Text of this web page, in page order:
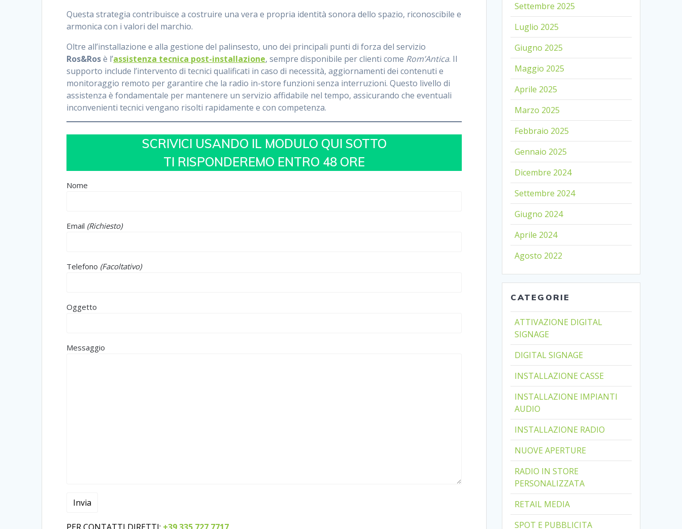
Questa strategia contribuisce a costruire una vera e propria identità sonora dello spazio, riconoscibile e
armonica con i valori del marchio.
Oltre all’installazione e alla gestione del palinsesto, uno dei principali punti di forza del servizio
Ros&Rosè l’assistenza tecnica post-installazione, sempre disponibile per clienti come Rom’Antica. Il
supporto include l’intervento di tecnici qualificati in caso di necessità, aggiornamenti dei contenuti e
monitoraggio remoto per garantire che la radio in-store funzioni senza interruzioni. Questo livello di
assistenza è fondamentale per mantenere un servizio affidabile nel tempo, assicurando che eventuali
inconvenienti tecnici vengano risolti rapidamente e con competenza.
SCRIVICI USANDO IL MODULO QUI SOTTO
TI RISPONDEREMO ENTRO 48 ORE
Nome
Email (Richiesto)
Telefono (Facoltativo)
Oggetto
Messaggio
Settembre 2025
Luglio 2025
Giugno 2025
Maggio 2025
Aprile 2025
Marzo 2025
Febbraio 2025
Gennaio 2025
Dicembre 2024
Settembre 2024
Giugno 2024
Aprile 2024
Agosto 2022
CATEGORIE
ATTIVAZIONE DIGITAL
SIGNAGE
DIGITAL SIGNAGE
INSTALLAZIONE CASSE
INSTALLAZIONE IMPIANTI
AUDIO
INSTALLAZIONE RADIO
NUOVE APERTURE
RADIO IN STORE
PERSONALIZZATA
RETAIL MEDIA
SPOT E PUBBLICITA